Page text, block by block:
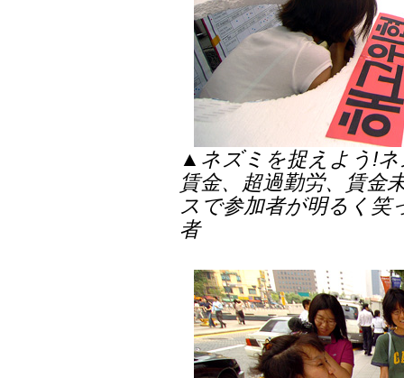
▲ネズミを捉えよう!ネ
賃金、超過勤労、賃金
スで参加者が明るく笑
者